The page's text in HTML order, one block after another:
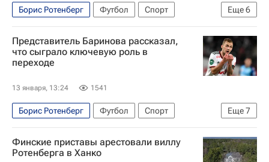
Еще6
Борис Ротенберг Футбол
Спорт
Россия
Михаил Дегтярев
Российский футбольный союз (РФС)
Борис Ротенберг
РПЛ 2026-2027 (Чемпионат России по футболу)
Представитель Баринова рассказал,
что сыграло ключевую роль в
переходе
13 января, 13:24 1541
Еще7
Борис Ротенберг Футбол
Спорт
Владимир Леонченко
Трансферы в РПЛ
Дмитрий Баринов
Владимир Кузьмичёв
Финские приставы арестовали виллу
Ротенберга в Ханко